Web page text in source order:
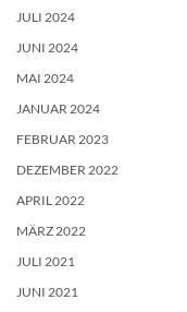
JULI 2024
JUNI 2024
MAI 2024
JANUAR 2024
FEBRUAR 2023
DEZEMBER 2022
APRIL 2022
MÄRZ 2022
JULI 2021
JUNI 2021